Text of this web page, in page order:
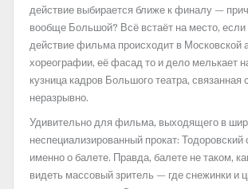
действие выбирается ближе к финалу —
вообще Большой? Всё встаёт на место, если
действие фильма происходит в Московской
хореографии, её фасад то и дело мелькает
кузница кадров Большого театра, связанная
неразрывно.
Удивительно для фильма, выходящего в
неспециализированный прокат:
именно о балете. Правда, балете не таком,
видеть массовый зритель — где снежинки и